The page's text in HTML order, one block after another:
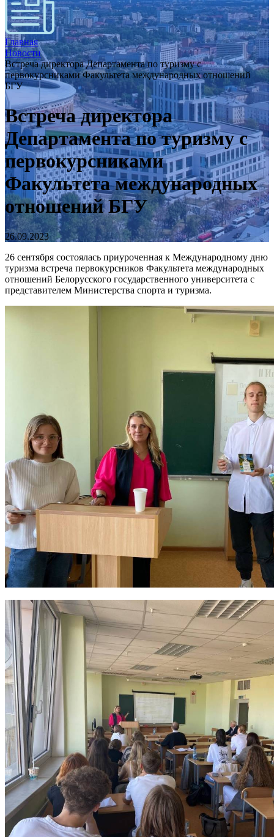
Главная
Новости
Встреча директора Департамента по туризму с
первокурсниками Факультета международных отношений
БГУ
Встреча директора
Департамента по туризму с
первокурсниками
Факультета международных
отношений БГУ
26.09.2023
26 сентября состоялась приуроченная к Международному дню
туризма встреча первокурсников Факультета международных
отношений Белорусского государственного университета с
представителем Министерства спорта и туризма.